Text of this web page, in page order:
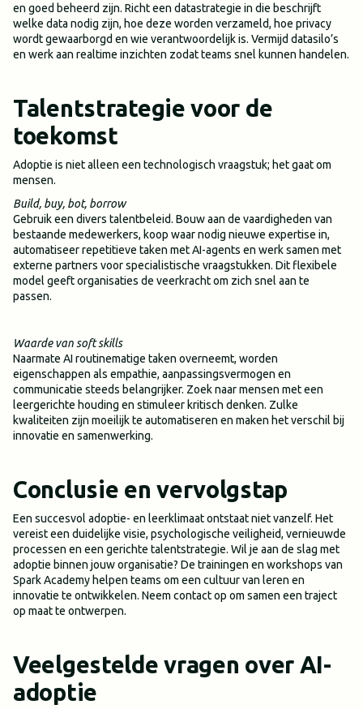
en goed beheerd zijn. Richt een datastrategie in die beschrijft
welke data nodig zijn, hoe deze worden verzameld, hoe privacy
wordt gewaarborgd en wie verantwoordelijk is. Vermijd datasilo’s
en werk aan realtime inzichten zodat teams snel kunnen handelen.
Talentstrategie voor de
toekomst
Adoptie is niet alleen een technologisch vraagstuk; het gaat om
mensen.
Build, buy, bot, borrow
Gebruik een divers talentbeleid. Bouw aan de vaardigheden van
bestaande medewerkers, koop waar nodig nieuwe expertise in,
automatiseer repetitieve taken met AI-agents en werk samen met
externe partners voor specialistische vraagstukken. Dit flexibele
model geeft organisaties de veerkracht om zich snel aan te
passen.
Waarde van soft skills
Naarmate AI routinematige taken overneemt, worden
eigenschappen als empathie, aanpassingsvermogen en
communicatie steeds belangrijker. Zoek naar mensen met een
leergerichte houding en stimuleer kritisch denken. Zulke
kwaliteiten zijn moeilijk te automatiseren en maken het verschil bij
innovatie en samenwerking.
Conclusie en vervolgstap
Een succesvol adoptie- en leerklimaat ontstaat niet vanzelf. Het
vereist een duidelijke visie, psychologische veiligheid, vernieuwde
processen en een gerichte talentstrategie. Wil je aan de slag met
adoptie binnen jouw organisatie? De trainingen en workshops van
Spark Academy helpen teams om een cultuur van leren en
innovatie te ontwikkelen. Neem contact op om samen een traject
op maat te ontwerpen.
Veelgestelde vragen over AI-
adoptie